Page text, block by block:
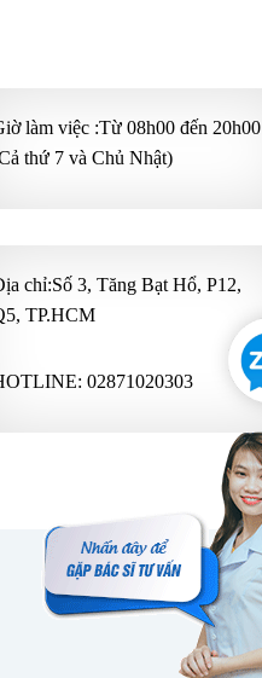
làm việc :Từ 08h00 đến 20h00
thứ 7 và Chủ Nhật)
chỉ:Số 3, Tăng Bạt Hổ, P12,
TP.HCM
02871020303